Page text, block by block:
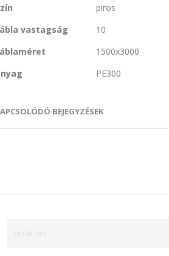
piros
vastagság
10
1500x3000
PE300
BEJEGYZÉSEK